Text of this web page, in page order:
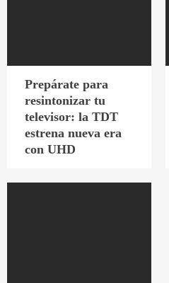
Prepárate para
resintonizar tu
televisor: la TDT
estrena nueva era
con UHD